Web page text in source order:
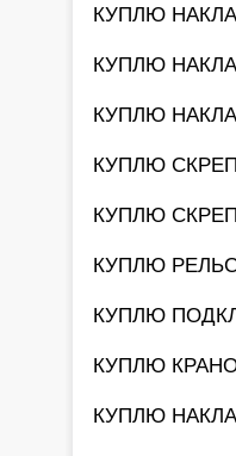
КУПЛЮ
КУПЛЮ
КУПЛЮ
КУПЛЮ
КУПЛЮ
КУПЛЮ
КУПЛЮ
КУПЛЮ
КУПЛЮ